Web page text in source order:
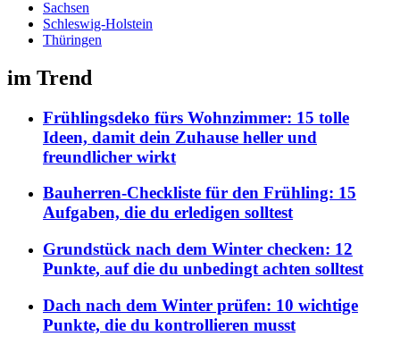
Sachsen
Schleswig-Holstein
Thüringen
im Trend
Frühlingsdeko fürs Wohnzimmer: 15 tolle
Ideen, damit dein Zuhause heller und
freundlicher wirkt
Bauherren-Checkliste für den Frühling: 15
Aufgaben, die du erledigen solltest
Grundstück nach dem Winter checken: 12
Punkte, auf die du unbedingt achten solltest
Dach nach dem Winter prüfen: 10 wichtige
Punkte, die du kontrollieren musst